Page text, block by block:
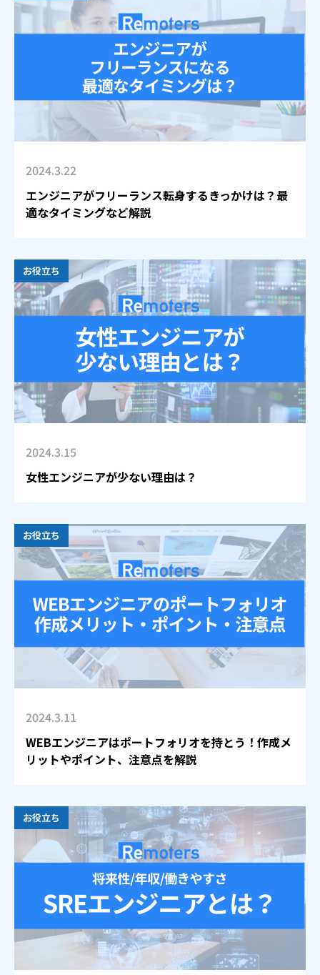
2024.3.22
エンジニアがフリーランス転身するきっかけは？最
適なタイミングなど解説
お役立ち
2024.3.15
女性エンジニアが少ない理由は？
お役立ち
2024.3.11
WEBエンジニアはポートフォリオを持とう！作成メ
リットやポイント、注意点を解説
お役立ち